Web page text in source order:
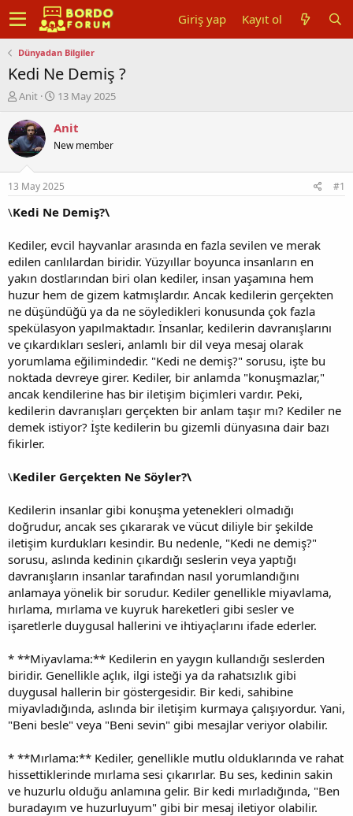
Giriş yap Kayıt ol
Dünyadan Bilgiler
Kedi Ne Demiş ?
K
n
u
y
b
a
ş
t
a
n
Anit
B
ş
a
g
ı
ç
r
i
h
i
13 May 2025
Anit
New member
13 May 2025 #1
\Kedi Ne Demiş?\
Kediler, evcil hayvanlar arasında en fazla sevilen ve merak
edilen canlılardan biridir. Yüzyıllar boyunca insanların en
yakın dostlarından biri olan kediler, insan yaşamına hem
huzur hem de gizem katmışlardır. Ancak kedilerin gerçekten
ne düşündüğü ya da ne söyledikleri konusunda çok fazla
spekülasyon yapılmaktadır. İnsanlar, kedilerin davranışlarını
ve çıkardıkları sesleri, anlamlı bir dil veya mesaj olarak
yorumlama eğilimindedir. "Kedi ne demiş?" sorusu, işte bu
noktada devreye girer. Kediler, bir anlamda "konuşmazlar,"
ancak kendilerine has bir iletişim biçimleri vardır. Peki,
kedilerin davranışları gerçekten bir anlam taşır mı? Kediler ne
demek istiyor? İşte kedilerin bu gizemli dünyasına dair bazı
fikirler.
\Kediler Gerçekten Ne Söyler?\
Kedilerin insanlar gibi konuşma yetenekleri olmadığı
doğrudur, ancak ses çıkararak ve vücut diliyle bir şekilde
iletişim kurdukları kesindir. Bu nedenle, "Kedi ne demiş?"
sorusu, aslında kedinin çıkardığı seslerin veya yaptığı
davranışların insanlar tarafından nasıl yorumlandığını
anlamaya yönelik bir sorudur. Kediler genellikle miyavlama,
hırlama, mırlama ve kuyruk hareketleri gibi sesler ve
işaretlerle duygusal hallerini ve ihtiyaçlarını ifade ederler.
* **Miyavlama:** Kedilerin en yaygın kullandığı seslerden
biridir. Genellikle açlık, ilgi isteği ya da rahatsızlık gibi
duygusal hallerin bir göstergesidir. Bir kedi, sahibine
miyavladığında, aslında bir iletişim kurmaya çalışıyordur. Yani,
"Beni besle" veya "Beni sevin" gibi mesajlar veriyor olabilir.
* **Mırlama:** Kediler, genellikle mutlu olduklarında ve rahat
hissettiklerinde mırlama sesi çıkarırlar. Bu ses, kedinin sakin
ve huzurlu olduğu anlamına gelir. Bir kedi mırladığında, "Ben
buradayım ve huzurluyum" gibi bir mesaj iletiyor olabilir.